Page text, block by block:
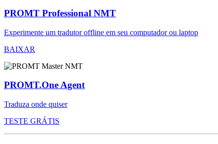
PROMT Professional NMT
Experimente um tradutor offline em seu computador ou laptop
BAIXAR
PROMT.One Agent
Traduza onde quiser
TESTE GRÁTIS